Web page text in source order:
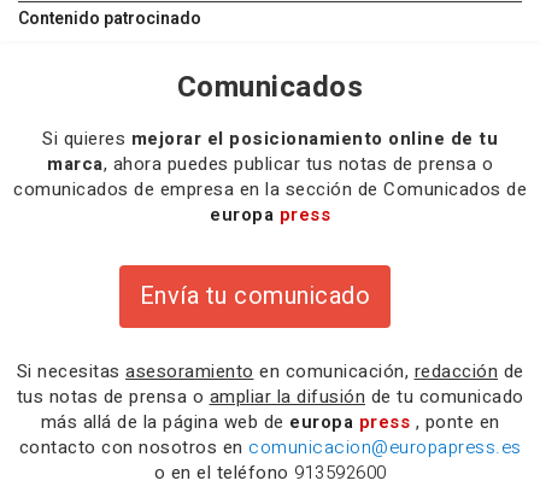
Contenido patrocinado
Comunicados
Si quieres mejorar el posicionamiento online de tu
marca, ahora puedes publicar tus notas de prensa o
comunicados de empresa en la sección de Comunicados de
europa press
Envía tu comunicado
Si necesitas asesoramiento en comunicación, redacción de
tus notas de prensa o ampliar la difusión de tu comunicado
más allá de la página web de europa press , ponte en
contacto con nosotros en comunicacion@europapress.es
o en el teléfono 913592600